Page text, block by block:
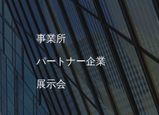
事業所
パートナー企業
展示会